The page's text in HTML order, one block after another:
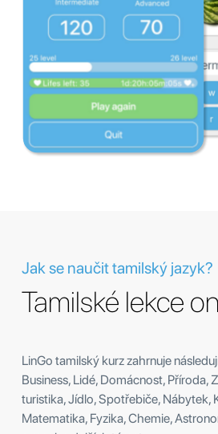
Jak se naučit tamilský jazyk?
Tamilské lekce
LinGo tamilský kurz zahrnuje
Business, Lidé, Domácnost, Příroda,
turistika, Jídlo, Spotřebiče, Nábytek,
Matematika, Fyzika, Chemie,